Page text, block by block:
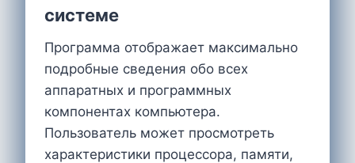
системе
Программа отображает максимально
подробные сведения обо всех
аппаратных и программных
компонентах компьютера.
Пользователь может просмотреть
характеристики процессора, памяти,